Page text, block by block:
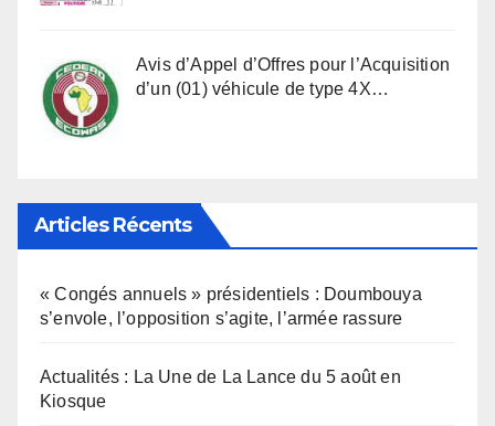
Avis d’Appel d’Offres pour l’Acquisition
d’un (01) véhicule de type 4X…
Articles Récents
« Congés annuels » présidentiels : Doumbouya
s’envole, l’opposition s’agite, l’armée rassure
Actualités : La Une de La Lance du 5 août en
Kiosque